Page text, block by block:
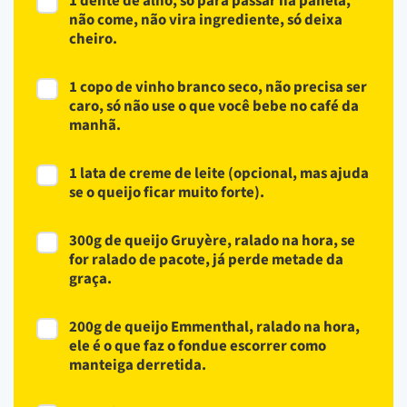
não come, não vira ingrediente, só deixa
cheiro.
1 copo de vinho branco seco, não precisa ser
caro, só não use o que você bebe no café da
manhã.
1 lata de creme de leite (opcional, mas ajuda
se o queijo ficar muito forte).
300g de queijo Gruyère, ralado na hora, se
for ralado de pacote, já perde metade da
graça.
200g de queijo Emmenthal, ralado na hora,
ele é o que faz o fondue escorrer como
manteiga derretida.